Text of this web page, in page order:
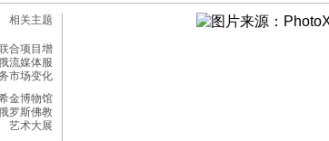
相关主题
合项目增
流媒体服
市场变化
金博物馆
罗斯佛教
艺术大展